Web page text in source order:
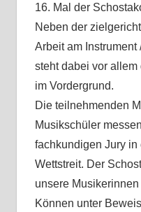
16. Mal der
Neben der
Arbeit am
steht dabei vor
im Vordergrund.
Die teilnehmenden
Musikschüler
fachkundigen Jury
Wettstreit. Der
unsere
Können unter